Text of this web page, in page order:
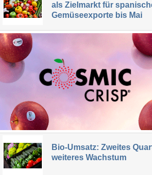
als Zielmarkt für
Gemüseexporte bis Mai
Bio-Umsatz: Zweites
weiteres Wachstum